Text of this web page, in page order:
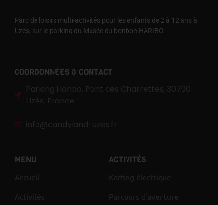
Parc de loisirs multi-activités pour les enfants de 2 à 12 ans à
Uzès, sur le parking du Musée du bonbon HARIBO
COORDONNÉES & CONTACT
Parking Haribo, Pont des Charrettes, 30700
Uzès, France
info@candyland-uzes.fr
MENU
Accueil
Activités
ACTIVITÉS
Karting électrique
Parcours d'aventure